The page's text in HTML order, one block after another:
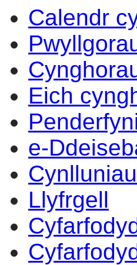
Calendr
Eich
e-
Llyfrgell